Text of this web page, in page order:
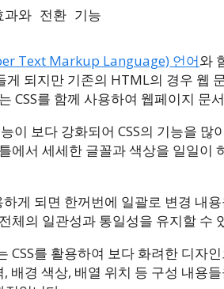
Text Markup Language) 언어와
게 되지만 기존의 HTML의 경우 웹
CSS를 함께 사용하여 웹페이지 문
이 보다 강화되어 CSS의 기능을
에서 세세한 글꼴과 색상을 일일이
하게 되면 한꺼번에 일괄로 변경 내
체의 일관성과 통일성을 유지할 수
CSS를 활용하여 보다 화려한 디자
, 배경 색상, 배열 위치 등 구성 내용